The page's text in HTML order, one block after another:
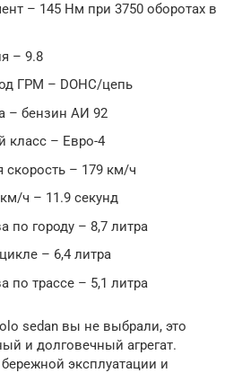
– 145 Нм при 3750 оборотах в
– 9.8
ГРМ – DOHC/цепь
– бензин АИ 92
класс – Евро-4
– 179 км/ч
ч – 11.9 секунд
по городу – 8,7 литра
– 6,4 литра
по трассе – 5,1 литра
sedan вы не выбрали, это
и долговечный агрегат.
эксплуатации и